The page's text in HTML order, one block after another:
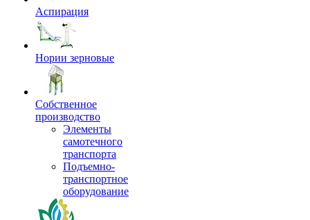
Аспирация
Нории зерновые
Собственное
производство
Элементы
самотечного
транспорта
Подъемно-
транспортное
оборудование